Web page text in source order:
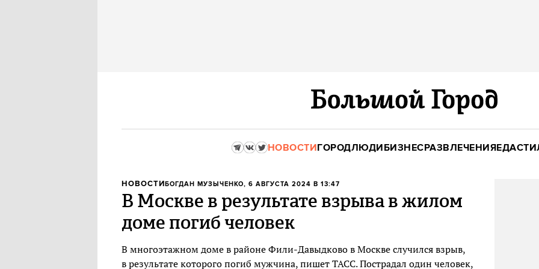
НОВОСТИГОРОДЛЮДИБИЗНЕСРАЗВЛЕЧЕНИЯЕДА
НОВОСТИБОГДАН МУЗЫЧЕНКО, 6 АВГУСТА 2024 В 13:47
В Москве в результате взрыва в жилом
доме погиб человек
В многоэтажном доме в районе Фили-Давыдково в Москве случился взрыв,
в результате которого погиб мужчина, пишет ТАСС. Пострадал один человек,